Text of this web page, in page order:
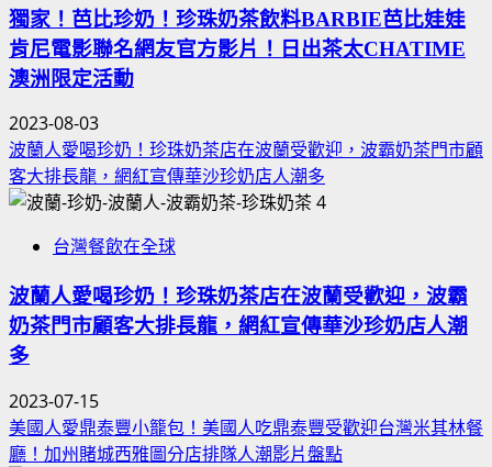
獨家！芭比珍奶！珍珠奶茶飲料BARBIE芭比娃娃
肯尼電影聯名網友官方影片！日出茶太CHATIME
澳洲限定活動
2023-08-03
波蘭人愛喝珍奶！珍珠奶茶店在波蘭受歡迎，波霸奶茶門市顧
客大排長龍，網紅宣傳華沙珍奶店人潮多
4
台灣餐飲在全球
波蘭人愛喝珍奶！珍珠奶茶店在波蘭受歡迎，波霸
奶茶門市顧客大排長龍，網紅宣傳華沙珍奶店人潮
多
2023-07-15
美國人愛鼎泰豐小籠包！美國人吃鼎泰豐受歡迎台灣米其林餐
廳！加州賭城西雅圖分店排隊人潮影片盤點